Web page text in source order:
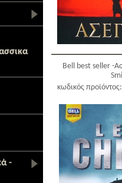
-
Bell best seller -
κωδικός